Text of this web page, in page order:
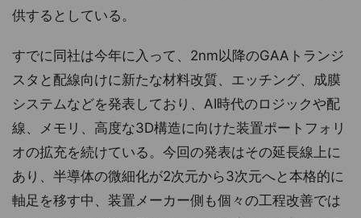
供するとしている。
すでに同社は今年に入って、2nm以降のGAAトランジ
スタと配線向けに新たな材料改質、エッチング、成膜
システムなどを発表しており、AI時代のロジックや配
線、メモリ、高度な3D構造に向けた装置ポートフォリ
オの拡充を続けている。今回の発表はその延長線上に
あり、半導体の微細化が2次元から3次元へと本格的に
軸足を移す中、装置メーカー側も個々の工程改善では